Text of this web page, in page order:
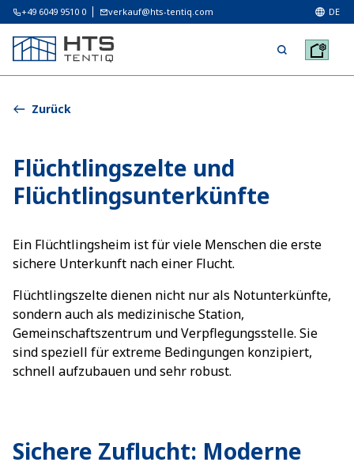
+49 6049 9510 0 verkauf@hts-tentiq.com DE
Zurück
Flüchtlingszelte und
Flüchtlingsunterkünfte
Ein Flüchtlingsheim ist für viele Menschen die erste
sichere Unterkunft nach einer Flucht.
Flüchtlingszelte dienen nicht nur als Notunterkünfte,
sondern auch als medizinische Station,
Gemeinschaftszentrum und Verpflegungsstelle. Sie
sind speziell für extreme Bedingungen konzipiert,
schnell aufzubauen und sehr robust.
Sichere Zuflucht: Moderne